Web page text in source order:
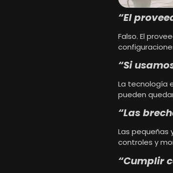
“El
Falso. El
“Si
La tecnología
pueden
“Las
Las pequeñas
controles y
“Cumplir